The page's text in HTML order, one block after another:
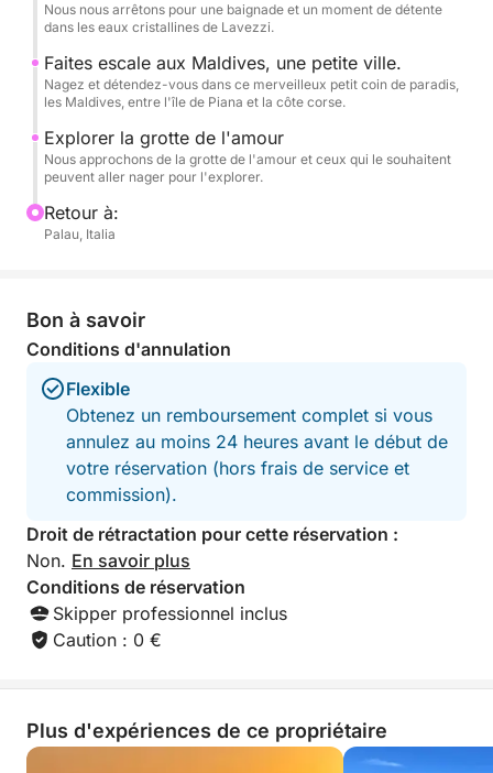
Nous nous arrêtons pour une baignade et un moment de détente
dans les eaux cristallines de Lavezzi.
Faites escale aux Maldives, une petite ville.
Nagez et détendez-vous dans ce merveilleux petit coin de paradis,
les Maldives, entre l'île de Piana et la côte corse.
Explorer la grotte de l'amour
Nous approchons de la grotte de l'amour et ceux qui le souhaitent
peuvent aller nager pour l'explorer.
Retour à:
Palau, Italia
Bon à savoir
Conditions d'annulation
Flexible
Obtenez un remboursement complet si vous
annulez au moins 24 heures avant le début de
votre réservation (hors frais de service et
commission).
Droit de rétractation pour cette réservation :
Non. En savoir plus
Conditions de réservation
Skipper professionnel inclus
Caution : 0 €
Plus d'expériences de ce propriétaire